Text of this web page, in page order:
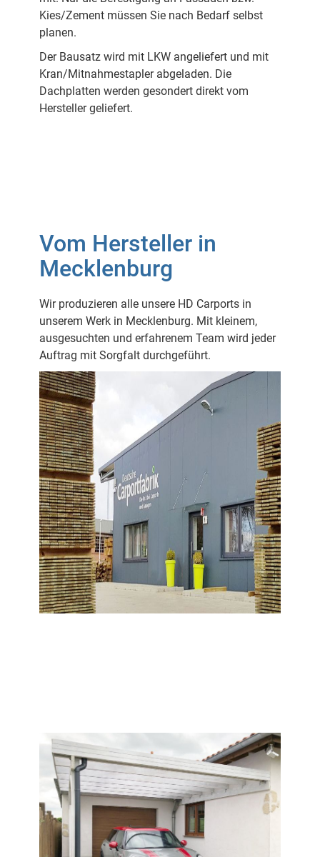
Kies/Zement müssen Sie nach Bedarf selbst
planen.
Der Bausatz wird mit LKW angeliefert und mit
Kran/Mitnahmestapler abgeladen. Die
Dachplatten werden gesondert direkt vom
Hersteller geliefert.
Vom Hersteller in
Mecklenburg
Wir produzieren alle unsere HD Carports in
unserem Werk in Mecklenburg. Mit kleinem,
ausgesuchten und erfahrenem Team wird jeder
Auftrag mit Sorgfalt durchgeführt.